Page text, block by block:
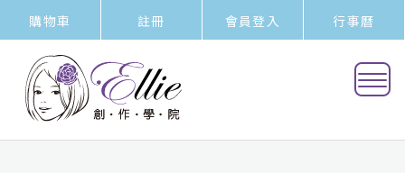
購物車 註冊 會員登入 行事曆